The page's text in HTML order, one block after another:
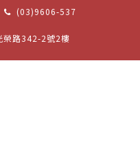
(03)9606-537
榮路342-2號2樓